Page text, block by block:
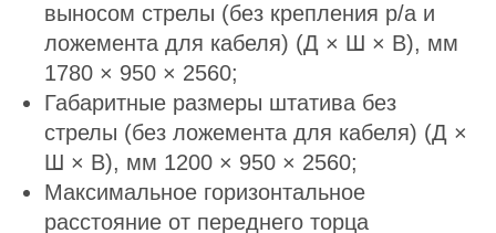
выносом стрелы (без крепления р/а и
ложемента для кабеля) (Д × Ш × В), мм
1780 × 950 × 2560;
Габаритные размеры штатива без
стрелы (без ложемента для кабеля) (Д ×
Ш × В), мм 1200 × 950 × 2560;
Максимальное горизонтальное
расстояние от переднего торца